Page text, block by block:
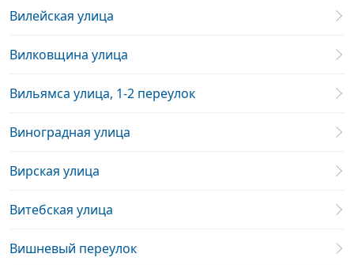
Вилейская улица
Вилковщина улица
Вильямса улица, 1-2 переулок
Виноградная улица
Вирская улица
Витебская улица
Вишневый переулок